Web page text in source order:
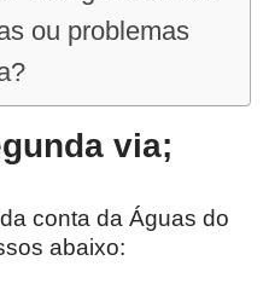
ou problemas
via;
conta da Águas do
abaixo: